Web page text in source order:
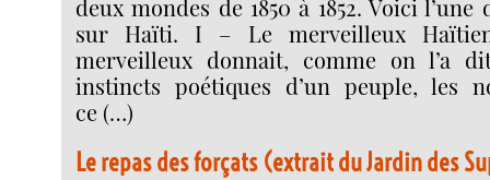
deux mondes de 1850 à 1852. Voici
sur Haïti. I – Le merveilleux
merveilleux donnait, comme on l’a
instincts poétiques d’un peuple, les
ce (…)
Le repas des forçats (extrait du Jardin des